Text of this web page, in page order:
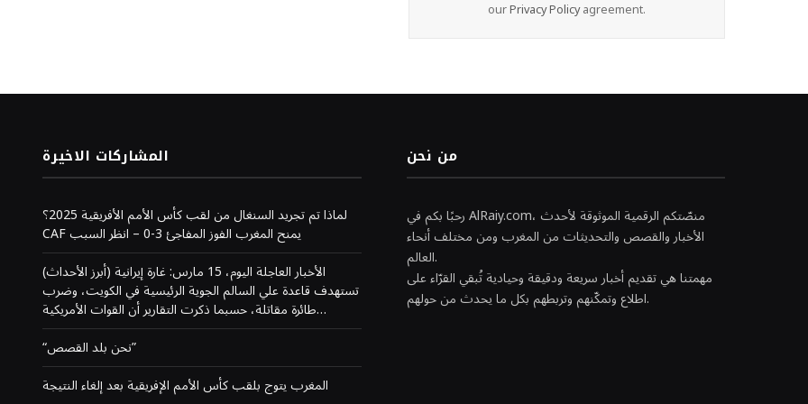
ourPrivacy Policyagreement.
المشاركات الاخيرة
لماذا تم تجريد السنغال من لقب كأس الأمم الأفريقية 2025؟
CAF يمنح المغرب الفوز المفاجئ 3-0 – انظر السبب
(أبرز الأحداث) الأخبار العاجلة اليوم، 15 مارس: غارة إيرانية
تستهدف قاعدة علي السالم الجوية الرئيسية في الكويت، وضرب
طائرة مقاتلة، حسبما ذكرت التقارير أن القوات الأمريكية…
“نحن بلد القصص”
المغرب يتوج بلقب كأس الأمم الإفريقية بعد إلغاء النتيجة
من نحن
رحبًا بكم في AlRaiy.com، منصّتكم الرقمية الموثوقة لأحدث
الأخبار والقصص والتحديثات من المغرب ومن مختلف أنحاء
العالم.
مهمتنا هي تقديم أخبار سريعة ودقيقة وحيادية تُبقي القرّاء على
اطلاع وتمكّنهم وتربطهم بكل ما يحدث من حولهم.